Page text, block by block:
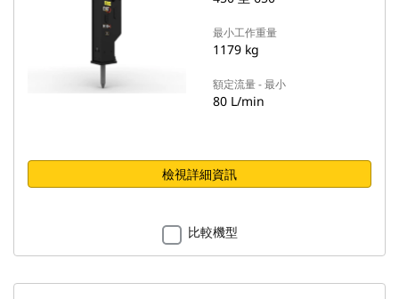
最小工作重量
1179 kg
額定流量 - 最小
80 L/min
檢視詳細資訊
比較機型